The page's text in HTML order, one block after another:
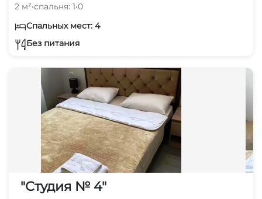
2 м²•спальня: 1•0
Спальных мест: 4
Без питания
"Студия № 4"